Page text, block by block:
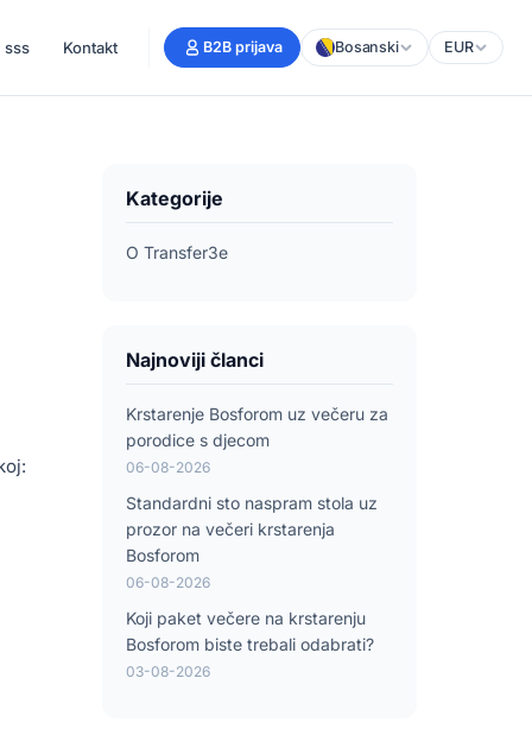
sss Kontakt B2B prijava Bosanski EUR
Kategorije
O Transfer3e
Najnoviji članci
Krstarenje Bosforom uz večeru za
porodice s djecom
06-08-2026
Standardni sto naspram stola uz
prozor na večeri krstarenja
Bosforom
06-08-2026
Koji paket večere na krstarenju
Bosforom biste trebali odabrati?
03-08-2026